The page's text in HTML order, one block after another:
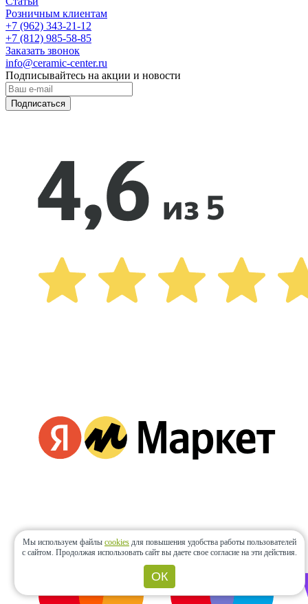
Розничным клиентам
+7 (962) 343-21-12
+7 (812) 985-58-85
Заказать звонок
info@ceramic-center.ru
Подписывайтесь на акции и новости
Подписаться
Мы используем файлы cookies для повышения удобства работы пользователей
с сайтом. Продолжая использовать сайт вы даете свое согласие на эти действия.
ОК